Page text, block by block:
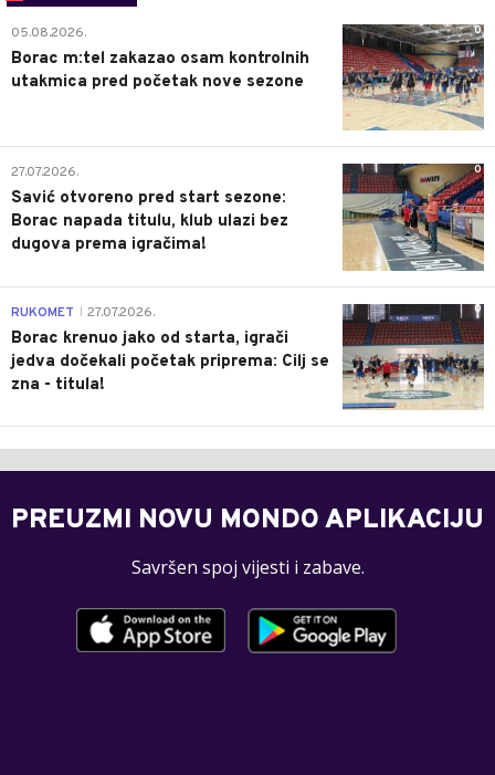
0
05.08.2026.
Borac m:tel zakazao osam kontrolnih
utakmica pred početak nove sezone
0
27.07.2026.
Savić otvoreno pred start sezone:
Borac napada titulu, klub ulazi bez
dugova prema igračima!
0
RUKOMET 27.07.2026.
Borac krenuo jako od starta, igrači
jedva dočekali početak priprema: Cilj se
zna - titula!
PREUZMI NOVU MONDO APLIKACIJU
Savršen spoj vijesti i zabave.